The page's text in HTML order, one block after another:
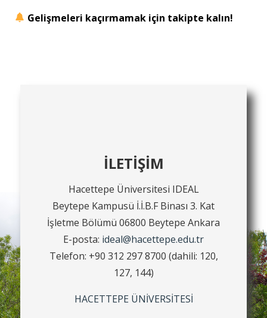
Gelişmeleri kaçırmamak için takipte kalın!
İLETİŞİM
Hacettepe Üniversitesi IDEAL
Beytepe Kampusü İ.İ.B.F Binası 3. Kat
İşletme Bölümü 06800 Beytepe Ankara
E-posta: ideal@hacettepe.edu.tr
Telefon: +90 312 297 8700 (dahili: 120,
127, 144)
HACETTEPE ÜNİVERSİTESİ